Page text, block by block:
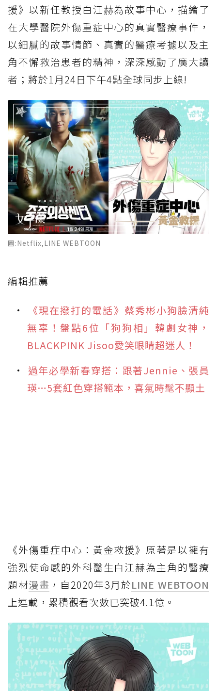
援》以新任教授白江赫為故事中心，描繪了
在大學醫院外傷重症中心的真實醫療事件，
以細膩的故事情節、真實的醫療考據以及主
角不懈救治患者的精神，深深感動了廣大讀
者；將於1月24日下午4點全球同步上線!
圖:Netflix,LINE WEBTOON
編輯推薦
《現在撥打的電話》蔡秀彬小狗臉清純
無辜！盤點6位「狗狗相」韓劇女神，
BLACKPINK Jisoo愛笑眼睛超迷人！
過年必學新春穿搭：跟著Jennie、張員
瑛…5套紅色穿搭範本，喜氣時髦不顯土
《外傷重症中心：黃金救援》原著是以擁有
強烈使命感的外科醫生白江赫為主角的醫療
題材漫畫 ，自2020年3月於LINE WEBTOON
上連載，累積觀看次數已突破4.1億。